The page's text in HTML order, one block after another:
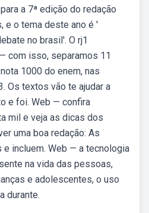
a 7ª edição do redação
e o tema deste ano é '
no brasil'. O rj1
com isso, separamos 11
1000 do enem, nas
Os textos vão te ajudar a
e foi. Web — confira
mil e veja as dicas dos
uma boa redação: As
incluem. Web — a tecnologia
na vida das pessoas,
e adolescentes, o uso
durante.